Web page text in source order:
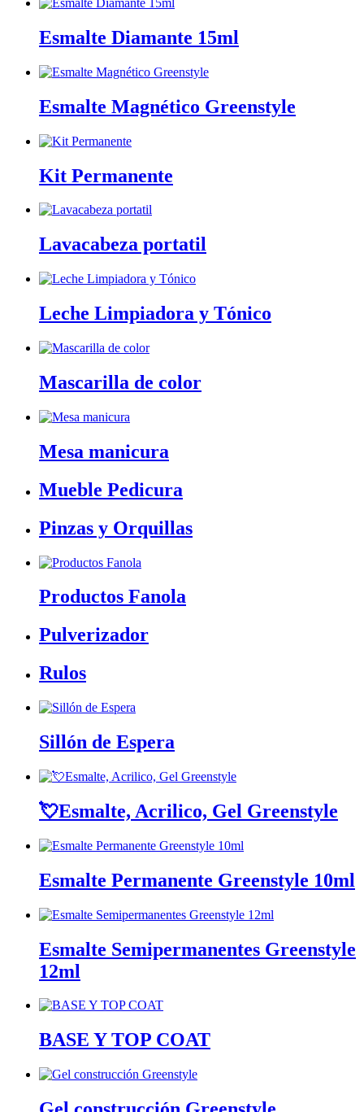
Esmalte Diamante 15ml
Esmalte Magnético Greenstyle
Kit Permanente
Lavacabeza portatil
Leche Limpiadora y Tónico
Mascarilla de color
Mesa manicura
Mueble Pedicura
Pinzas y Orquillas
Productos Fanola
Pulverizador
Rulos
Sillón de Espera
💘Esmalte, Acrilico, Gel Greenstyle
Esmalte Permanente Greenstyle 10ml
Esmalte Semipermanentes Greenstyle
12ml
BASE Y TOP COAT